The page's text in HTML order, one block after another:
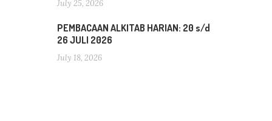
July 25, 2026
PEMBACAAN ALKITAB HARIAN: 20 s/d
26 JULI 2026
July 18, 2026